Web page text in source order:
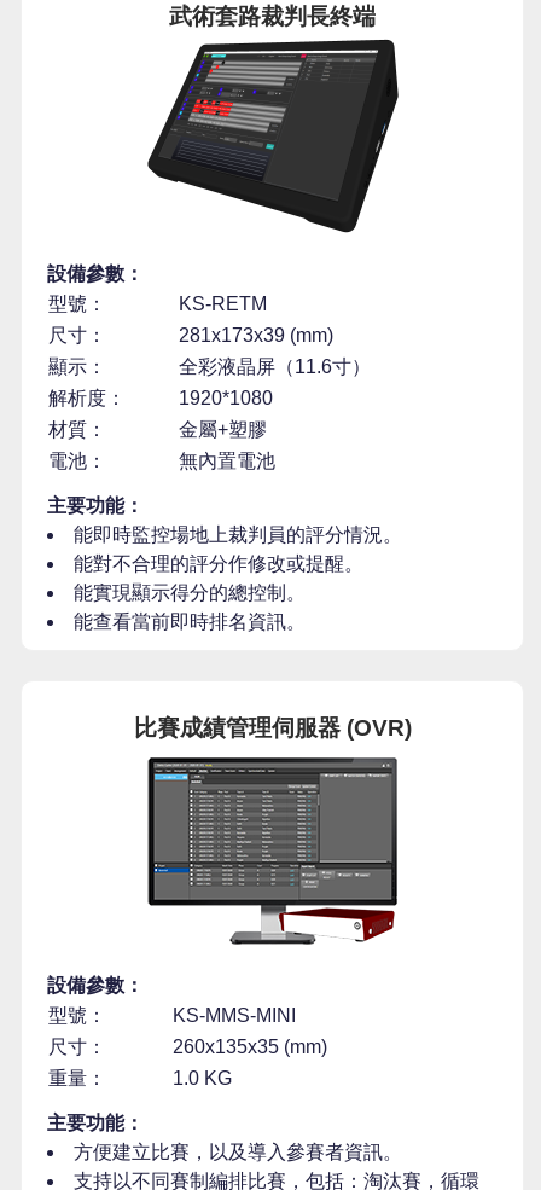
武術套路裁判長終端
設備參數：
型號：
KS-RETM
尺寸：
281x173x39 (mm)
顯示：
全彩液晶屏（11.6寸）
解析度：
1920*1080
材質：
金屬+塑膠
電池：
無內置電池
主要功能：
能即時監控場地上裁判員的評分情況。
能對不合理的評分作修改或提醒。
能實現顯示得分的總控制。
能查看當前即時排名資訊。
比賽成績管理伺服器 (OVR)
設備參數：
型號：
KS-MMS-MINI
尺寸：
260x135x35 (mm)
重量：
1.0 KG
主要功能：
方便建立比賽，以及導入參賽者資訊。
支持以不同賽制編排比賽，包括：淘汰賽，循環